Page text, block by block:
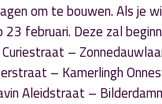
om te bouwen. Als je
februari. Deze zal
–
– Kamerlingh
Aleidstraat –